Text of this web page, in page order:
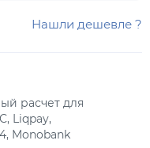
Нашли дешевле ?
расчет для
Liqpay,
Monobank